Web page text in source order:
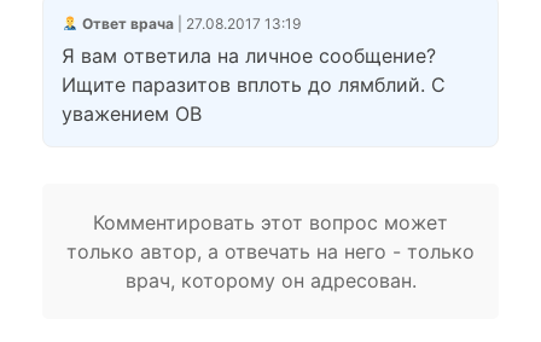
Ответ врача| 27.08.2017 13:19
Я вам ответила на личное сообщение?
Ищите паразитов вплоть до лямблий. С
уважением ОВ
Комментировать этот вопрос может
только автор, а отвечать на него - только
врач, которому он адресован.